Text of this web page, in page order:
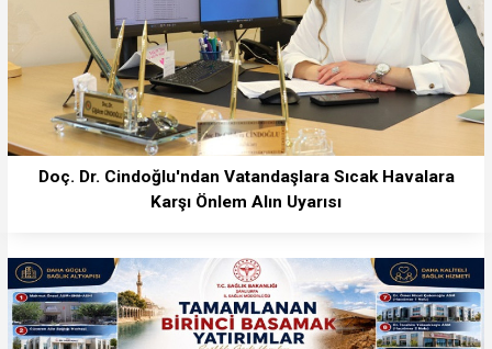
Doç. Dr. Cindoğlu'ndan Vatandaşlara Sıcak Havalara
Karşı Önlem Alın Uyarısı